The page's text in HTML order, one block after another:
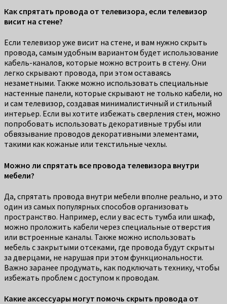
Как спрятать провода от телевизора, если телевизор
висит на стене?
Если телевизор уже висит на стене, и вам нужно скрыть
провода, самым удобным вариантом будет использование
кабель-каналов, которые можно встроить в стену. Они
легко скрывают провода, при этом оставаясь
незаметными. Также можно использовать специальные
настенные панели, которые скрывают не только кабели, но
и сам телевизор, создавая минималистичный и стильный
интерьер. Если вы хотите избежать сверления стен, можно
попробовать использовать декоративные трубы или
обвязывание проводов декоративными элементами,
такими как кожаные или текстильные чехлы.
Можно ли спрятать все провода телевизора внутри
мебели?
Да, спрятать провода внутри мебели вполне реально, и это
один из самых популярных способов организовать
пространство. Например, если у вас есть тумба или шкаф,
можно проложить кабели через специальные отверстия
или встроенные каналы. Также можно использовать
мебель с закрытыми отсеками, где провода будут скрыты
за дверцами, не нарушая при этом функциональности.
Важно заранее продумать, как подключать технику, чтобы
избежать проблем с доступом к проводам.
Какие аксессуары могут помочь скрыть провода от